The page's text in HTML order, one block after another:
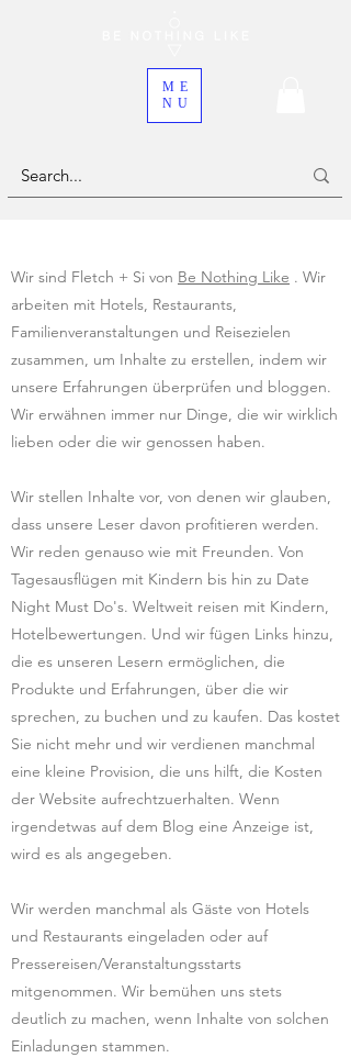
ME
NU
Wir sind Fletch + Si von Be Nothing Like . Wir
arbeiten mit Hotels, Restaurants,
Familienveranstaltungen und Reisezielen
zusammen, um Inhalte zu erstellen, indem wir
unsere Erfahrungen überprüfen und bloggen.
Wir erwähnen immer nur Dinge, die wir wirklich
lieben oder die wir genossen haben.
Wir stellen Inhalte vor, von denen wir glauben,
dass unsere Leser davon profitieren werden.
Wir reden genauso wie mit Freunden. Von
Tagesausflügen mit Kindern bis hin zu Date
Night Must Do's. Weltweit reisen mit Kindern,
Hotelbewertungen. Und wir fügen Links hinzu,
die es unseren Lesern ermöglichen, die
Produkte und Erfahrungen, über die wir
sprechen, zu buchen und zu kaufen. Das kostet
Sie nicht mehr und wir verdienen manchmal
eine kleine Provision, die uns hilft, die Kosten
der Website aufrechtzuerhalten. Wenn
irgendetwas auf dem Blog eine Anzeige ist,
wird es als angegeben.
Wir werden manchmal als Gäste von Hotels
und Restaurants eingeladen oder auf
Pressereisen/Veranstaltungsstarts
mitgenommen. Wir bemühen uns stets
deutlich zu machen, wenn Inhalte von solchen
Einladungen stammen.